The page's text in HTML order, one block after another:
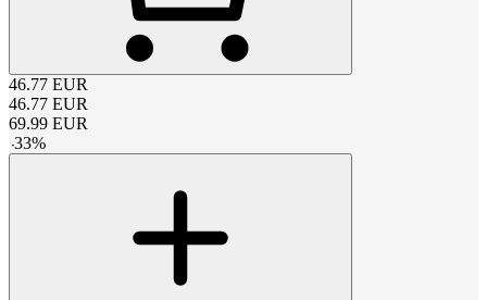
46.77 EUR
46.77 EUR
69.99 EUR
-33%